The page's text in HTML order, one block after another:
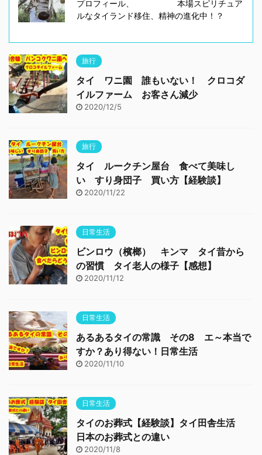
プロフィール、 本場スピリチュア
ルなタイランド移住、精神の進化中！？
旅行
タイ ワニ園 誰もいない！ クロコダ
イルファーム お客さん減少
2020/12/5
旅行
タイ ルークチン屋台 食べて美味し
い すり身団子 買い方【経験談】
2020/11/22
日常生活
ビンロウ（檳榔） キンマ タイ昔から
の習慣 タイ老人の様子【感想】
2020/11/12
日常生活
あるあるタイの常識 その8 エ～本当で
すか？あり得ない！日常生活
2020/11/10
日常生活
タイのお葬式【経験談】タイ田舎生活
日本のお葬式との違い
2020/11/8